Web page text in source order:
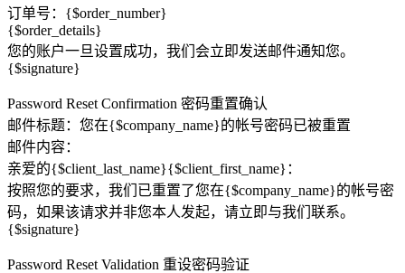
订单号：{$order_number}
{$order_details}
您的账户一旦设置成功，我们会立即发送邮件通知您。
{$signature}
Password Reset Confirmation 密码重置确认
邮件标题：您在{$company_name}的帐号密码已被重置
邮件内容：
亲爱的{$client_last_name}{$client_first_name}：
按照您的要求，我们已重置了您在{$company_name}的帐号密
码，如果该请求并非您本人发起，请立即与我们联系。
{$signature}
Password Reset Validation 重设密码验证